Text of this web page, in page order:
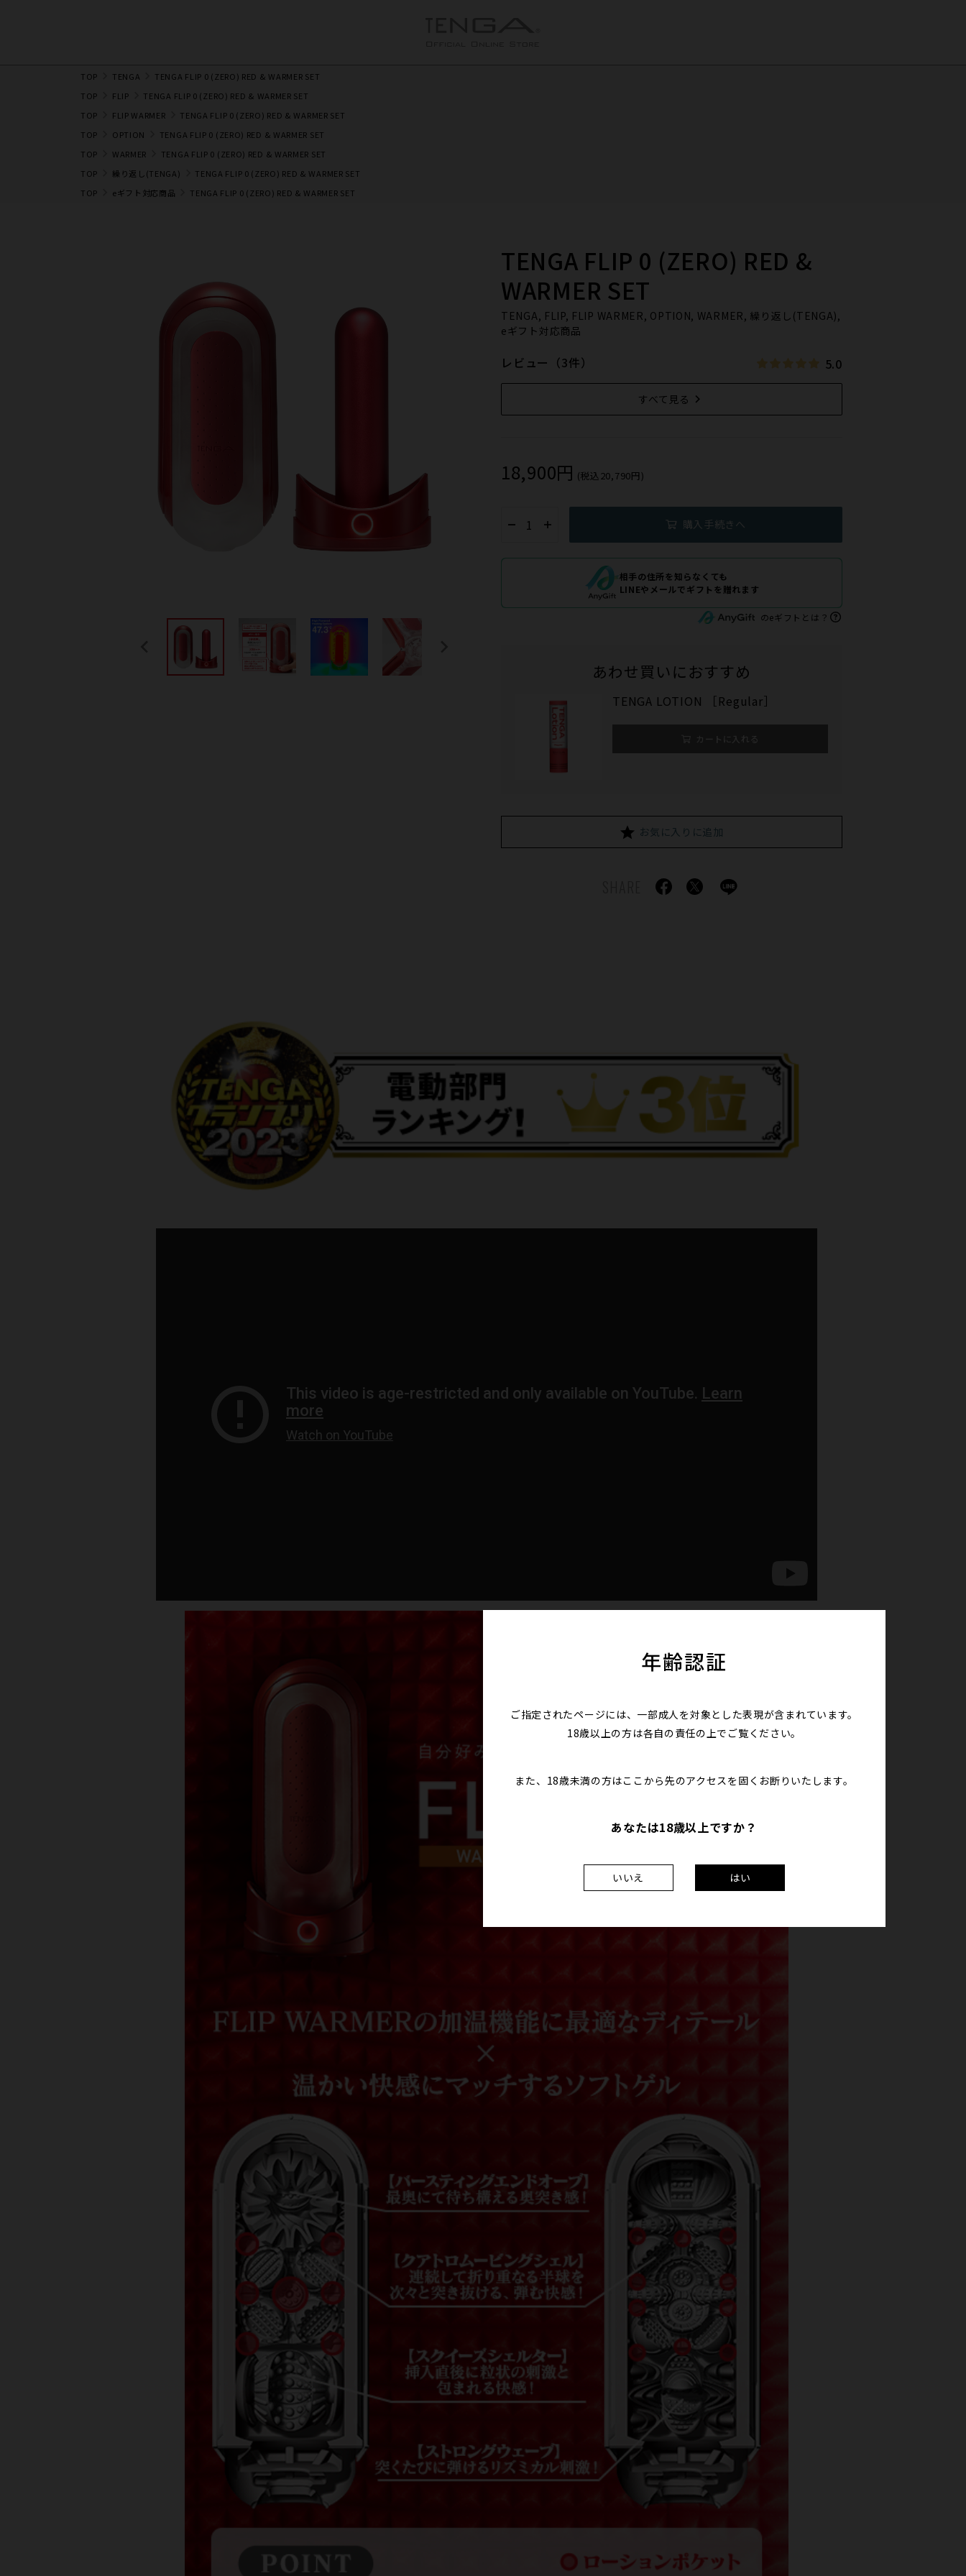
TOP TENGA
TENGA FLIP 0 (ZERO) RED & WARMER SET
TOP
FLIP
TENGA FLIP 0 (ZERO) RED & WARMER SET
TOP
FLIP WARMER
TENGA FLIP 0 (ZERO) RED & WARMER SET
TOP
OPTION
TENGA FLIP 0 (ZERO) RED & WARMER SET
TOP
WARMER
TENGA FLIP 0 (ZERO) RED & WARMER SET
TOP
繰り返し(TENGA)
TENGA FLIP 0 (ZERO) RED & WARMER SET
TOP
eギフト対応商品 TENGA FLIP 0 (ZERO) RED & WARMER SET
TENGA FLIP 0 (ZERO) RED &
WARMER SET
TENGA, FLIP, FLIP WARMER, OPTION, WARMER, 繰り返し(TENGA),
eギフト対応商品
レビュー（3件） 5.0
すべて見る
18,900円 (税込20,790円)
購入手続きへ
相手の住所を知らなくても
LINEやメールでギフトを贈れます
のeギフトとは？
あわせ買いにおすすめ
TENGA LOTION ［Regular］
お気に入りに追加
年齢認証
ご指定されたページには、 一部成人を対象とした表現が含まれています。
18歳以上の方は各自の責任の上で ご覧ください。
また、18歳未満の方はここから先のアクセスを固くお断りいたします。
あなたは18歳以上ですか？
いいえ はい